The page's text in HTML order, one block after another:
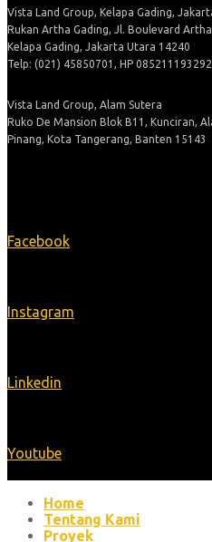
Vista Land Group, Kelapa Gading,
Rukan Artha Gading, Jl. Boulevard
Kelapa Gading, Jakarta Utara 14240
Telp: (021) 45850701, HP 085211193292
Vista Land Group, Alam Sutera
Ruko De Mansion Blok B11, Kunciran,
Pinang, Kota Tangerang, Banten 15143
Facebook
Instagram
Linkedin
Youtube
Home
Tentang Kami
Proyek